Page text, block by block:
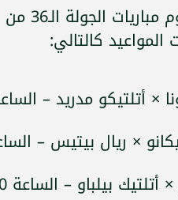
المواعيد كالتالي:
مدريد – الساعة 8:00 مساءً – عبر
× ريال بيتيس – الساعة 8:00 مساءً – عبر
بيلباو – الساعة 10:30 مساءً – عبر قناة